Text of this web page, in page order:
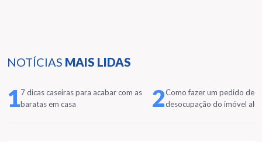
NOTÍCIAS MAIS LIDAS
17 dicas caseiras para acabar com as
baratas em casa
2Como fazer um pedido de
desocupação do imóvel